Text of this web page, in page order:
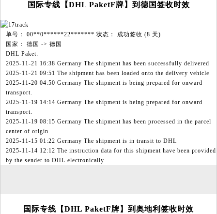
国际专线【DHL PaketF牌】到德国签收时效
单号： 00**0******22******* 状态： 成功签收 (8 天)
国家： 德国 -> 德国
DHL Paket:
2025-11-21 16:38 Germany The shipment has been successfully delivered
2025-11-21 09:51 The shipment has been loaded onto the delivery vehicle
2025-11-20 04:50 Germany The shipment is being prepared for onward
transport.
2025-11-19 14:14 Germany The shipment is being prepared for onward
transport.
2025-11-19 08:15 Germany The shipment has been processed in the parcel
center of origin
2025-11-15 01:22 Germany The shipment is in transit to DHL
2025-11-14 12:12 The instruction data for this shipment have been provided
by the sender to DHL electronically
国际专线【DHL PaketF牌】到奥地利签收时效